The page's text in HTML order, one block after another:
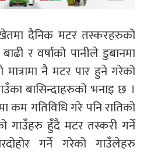
दैनिक मटर तस्करहरुको
र वर्षाको पानीले डुबानमा
नै मटर पार हुने गरेको
बासिन्दाहरुको भनाइ छ ।
गतिविधि गरे पनि रातिको
गाउँहरु हुँदै मटर तस्करी गर्ने
गर्ने गरेको गाउँलेहरु